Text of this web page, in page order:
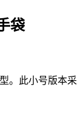
袋
。此小号版本采